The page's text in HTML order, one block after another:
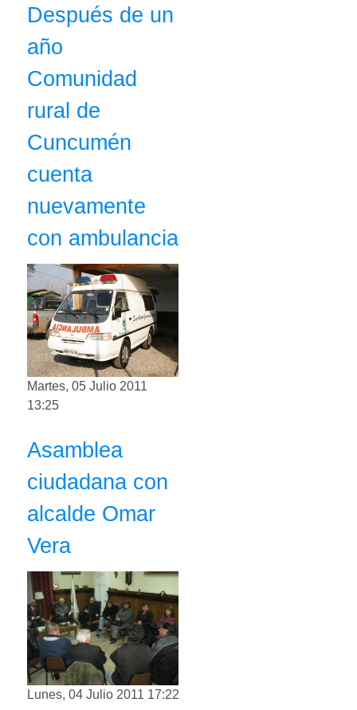
Después de un
año
Comunidad
rural de
Cuncumén
cuenta
nuevamente
con ambulancia
Martes, 05 Julio 2011
13:25
Asamblea
ciudadana con
alcalde Omar
Vera
Lunes, 04 Julio 2011 17:22